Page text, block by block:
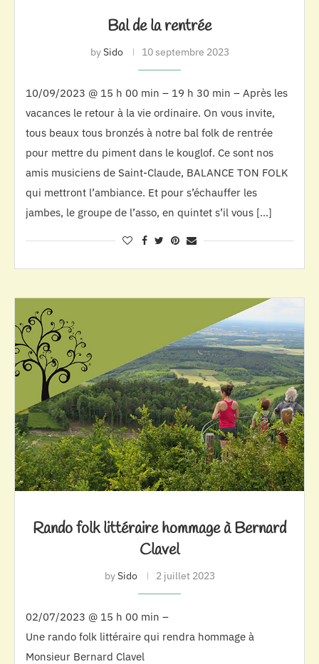
Bal de la rentrée
bySido 10 septembre 2023
10/09/2023 @ 15 h 00 min – 19 h 30 min – Après les
vacances le retour à la vie ordinaire. On vous invite,
tous beaux tous bronzés à notre bal folk de rentrée
pour mettre du piment dans le kouglof. Ce sont nos
amis musiciens de Saint-Claude, BALANCE TON FOLK
qui mettront l’ambiance. Et pour s’échauffer les
jambes, le groupe de l’asso, en quintet s’il vous […]
Rando folk littéraire hommage à Bernard
Clavel
bySido 2 juillet 2023
02/07/2023 @ 15 h 00 min –
Une rando folk littéraire qui rendra hommage à
Monsieur Bernard Clavel